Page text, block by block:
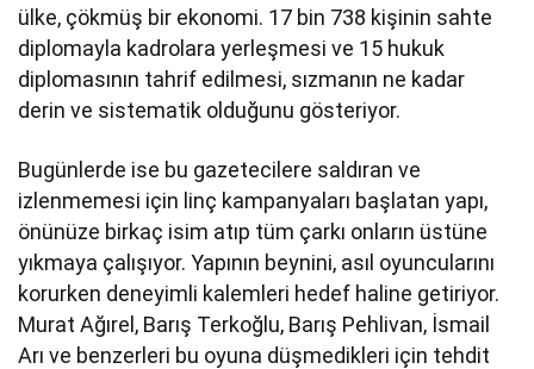
ülke, çökmüş bir ekonomi. 17 bin 738 kişinin sahte
diplomayla kadrolara yerleşmesi ve 15 hukuk
diplomasının tahrif edilmesi, sızmanın ne kadar
derin ve sistematik olduğunu gösteriyor.
Bugünlerde ise bu gazetecilere saldıran ve
izlenmemesi için linç kampanyaları başlatan yapı,
önünüze birkaç isim atıp tüm çarkı onların üstüne
yıkmaya çalışıyor. Yapının beynini, asıl oyuncularını
korurken deneyimli kalemleri hedef haline getiriyor.
Murat Ağırel, Barış Terkoğlu, Barış Pehlivan, İsmail
Arı ve benzerleri bu oyuna düşmedikleri için tehdit